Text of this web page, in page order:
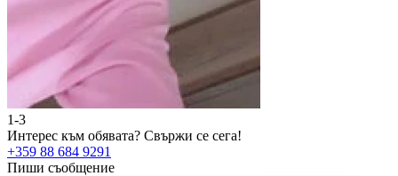
1-3
Интерес към обявата? Свържи се сега!
+359 88 684 9291
Пиши съобщение